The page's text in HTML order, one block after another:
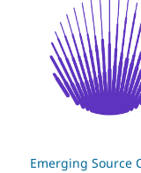
Emerging Source